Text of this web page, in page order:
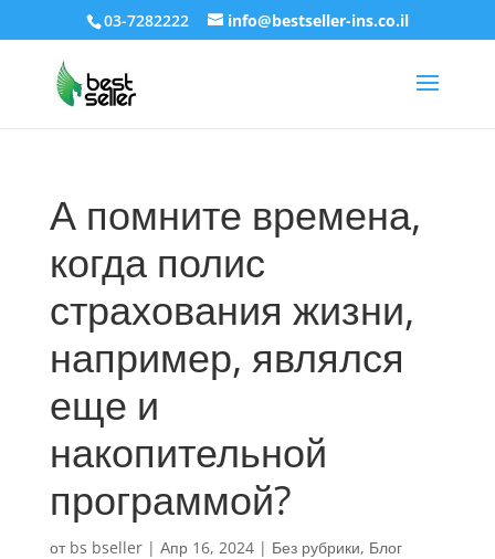
03-7282222 info@bestseller-ins.co.il
А помните времена,
когда полис
страхования жизни,
например, являлся
еще и
накопительной
программой?
от bs bseller| Апр 16, 2024| Без рубрики, Блог